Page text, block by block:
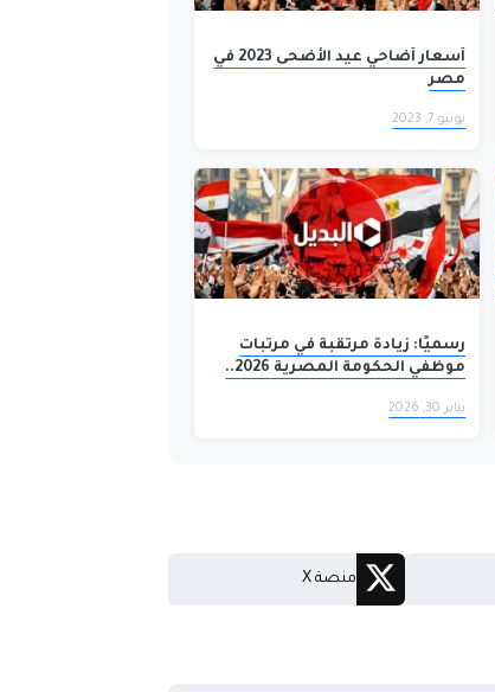
أسعار أضاحي عيد الأضحى 2023 في
مصر
يونيو 7, 2023
رسميًا: زيادة مرتقبة في مرتبات
موظفي الحكومة المصرية 2026..
مستحقات يناير
يناير 30, 2026
منصة X